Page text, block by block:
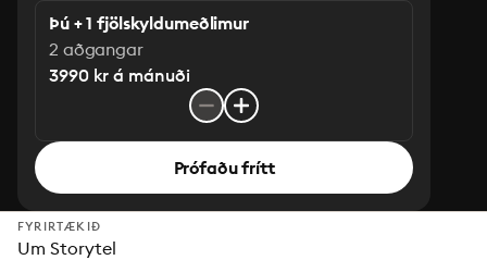
Þú + 1 fjölskyldumeðlimur
2 aðgangar
3990 kr á mánuði
Prófaðu frítt
FYRIRTÆKIÐ
Um Storytel